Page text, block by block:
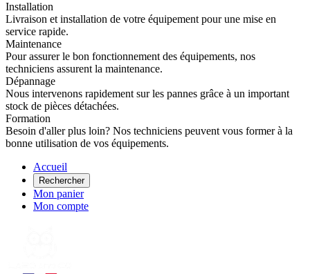
Installation
Livraison et installation de votre équipement pour une mise en
service rapide.
Maintenance
Pour assurer le bon fonctionnement des équipements, nos
techniciens assurent la maintenance.
Dépannage
Nous intervenons rapidement sur les pannes grâce à un important
stock de pièces détachées.
Formation
Besoin d'aller plus loin? Nos techniciens peuvent vous former à la
bonne utilisation de vos équipements.
Accueil
Rechercher
Mon panier
Mon compte